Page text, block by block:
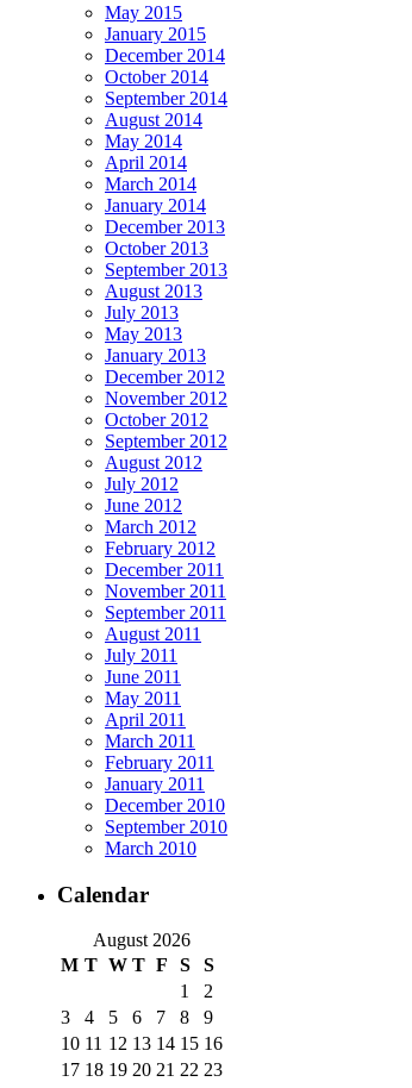
May 2015
January 2015
December 2014
October 2014
September 2014
August 2014
May 2014
April 2014
March 2014
January 2014
December 2013
October 2013
September 2013
August 2013
July 2013
May 2013
January 2013
December 2012
November 2012
October 2012
September 2012
August 2012
July 2012
June 2012
March 2012
February 2012
December 2011
November 2011
September 2011
August 2011
July 2011
June 2011
May 2011
April 2011
March 2011
February 2011
January 2011
December 2010
September 2010
March 2010
Calendar
August 2026
M T W T F S
S
1
2
3
4 5 6 7 8
9
10 11 12 13 14 15 16
17 18 19 20 21 22 23